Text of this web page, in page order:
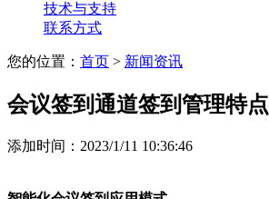
技术与支持
联系方式
您的位置： 首页 > 新闻资讯
会议签到通道签到管理特点
添加时间：2023/1/11 10:36:46